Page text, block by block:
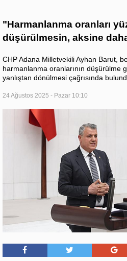
"Harmanlanma oranları
düşürülmesin, aksine
CHP Adana Milletvekili Ayhan Barut,
harmanlanma oranlarının düşürülme
yanlıştan dönülmesi çağrısında
24 Ağustos 2025 - Pazar 10:10